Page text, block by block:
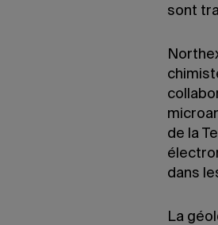
sont
de la
dans
La